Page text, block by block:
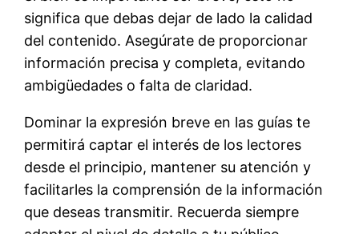
significa que debas dejar de lado la calidad
del contenido. Asegúrate de proporcionar
información precisa y completa, evitando
ambigüedades o falta de claridad.
Dominar la expresión breve en las guías te
permitirá captar el interés de los lectores
desde el principio, mantener su atención y
facilitarles la comprensión de la información
que deseas transmitir. Recuerda siempre